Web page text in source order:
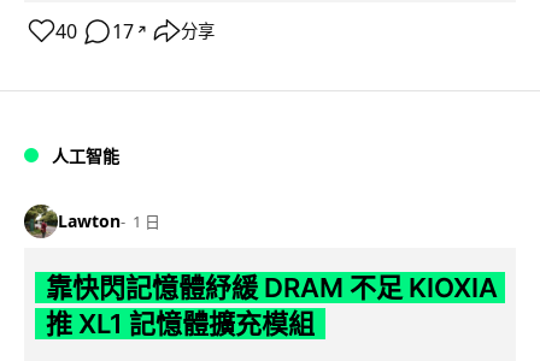
40 17 ↗ 分享
人工智能
Lawton 1 日
靠快閃記憶體紓緩 DRAM 不足 KIOXIA
推 XL1 記憶體擴充模組